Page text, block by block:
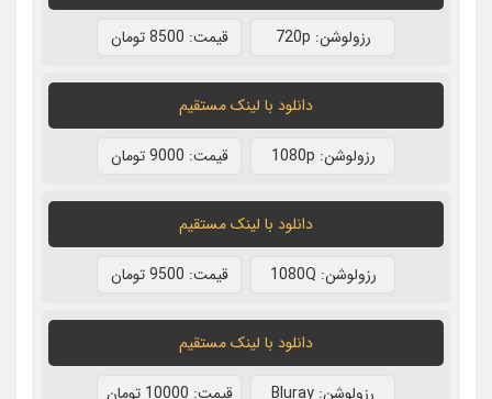
رزولوشن: 720p قيمت: 8500 تومان
دانلود با لينک مستقيم
رزولوشن: 1080p قيمت: 9000 تومان
دانلود با لينک مستقيم
رزولوشن: 1080Q قيمت: 9500 تومان
دانلود با لينک مستقيم
رزولوشن: Bluray قيمت: 10000 تومان